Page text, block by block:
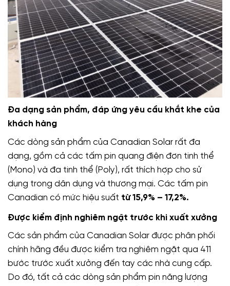
Đa dạng sản phẩm, đáp ứng yêu cầu khắt khe của
khách hàng
Các dòng sản phẩm của Canadian Solar rất đa
dạng, gồm cả các tấm pin quang điện đơn tinh thể
(Mono) và đa tinh thể (Poly), rất thích hợp cho sử
dụng trong dân dụng và thương mại. Các tấm pin
Canadian có mức hiệu suất từ 15,9% – 17,2%.
Được kiểm định nghiêm ngặt trước khi xuất xưởng
Các sản phẩm của Canadian Solar được phân phối
chính hãng đều được kiểm tra nghiêm ngặt qua 411
bước trước xuất xưởng đến tay các nhà cung cấp.
Do đó, tất cả các dòng sản phẩm pin năng lượng